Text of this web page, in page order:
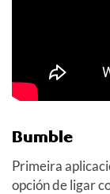
Bumble
Primeira
opción de ligar